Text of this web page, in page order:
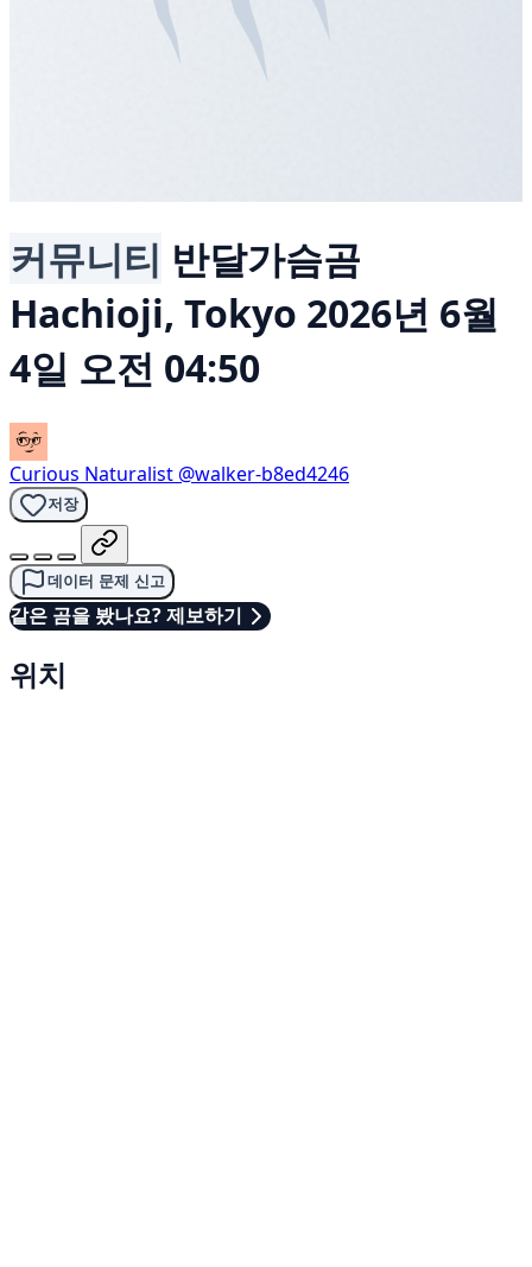
커뮤니티 반달가슴곰
Hachioji, Tokyo 2026년 6월
4일 오전 04:50
Curious Naturalist @walker-b8ed4246
저장
데이터 문제 신고
같은 곰을 봤나요? 제보하기
위치